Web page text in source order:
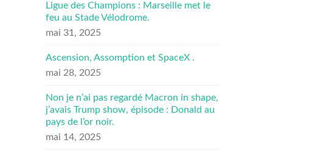
Ligue des Champions : Marseille met le
feu au Stade Vélodrome.
mai 31, 2025
Ascension, Assomption et SpaceX .
mai 28, 2025
Non je n’ai pas regardé Macron in shape,
j’avais Trump show, épisode : Donald au
pays de l’or noir.
mai 14, 2025